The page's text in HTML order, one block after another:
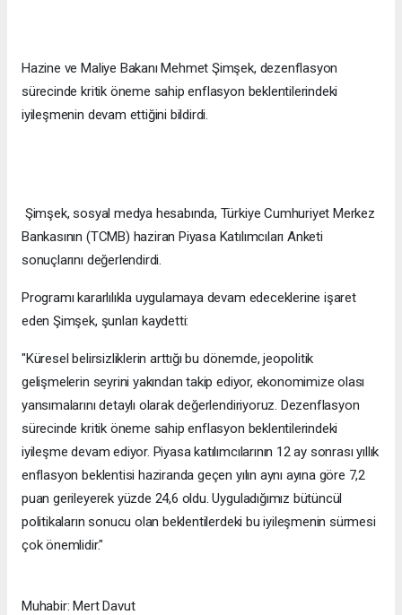
Hazine ve Maliye Bakanı Mehmet Şimşek, dezenflasyon
sürecinde kritik öneme sahip enflasyon beklentilerindeki
iyileşmenin devam ettiğini bildirdi.
Şimşek, sosyal medya hesabında, Türkiye Cumhuriyet Merkez
Bankasının (TCMB) haziran Piyasa Katılımcıları Anketi
sonuçlarını değerlendirdi.
Programı kararlılıkla uygulamaya devam edeceklerine işaret
eden Şimşek, şunları kaydetti:
"Küresel belirsizliklerin arttığı bu dönemde, jeopolitik
gelişmelerin seyrini yakından takip ediyor, ekonomimize olası
yansımalarını detaylı olarak değerlendiriyoruz. Dezenflasyon
sürecinde kritik öneme sahip enflasyon beklentilerindeki
iyileşme devam ediyor. Piyasa katılımcılarının 12 ay sonrası yıllık
enflasyon beklentisi haziranda geçen yılın aynı ayına göre 7,2
puan gerileyerek yüzde 24,6 oldu. Uyguladığımız bütüncül
politikaların sonucu olan beklentilerdeki bu iyileşmenin sürmesi
çok önemlidir."
Muhabir: Mert Davut